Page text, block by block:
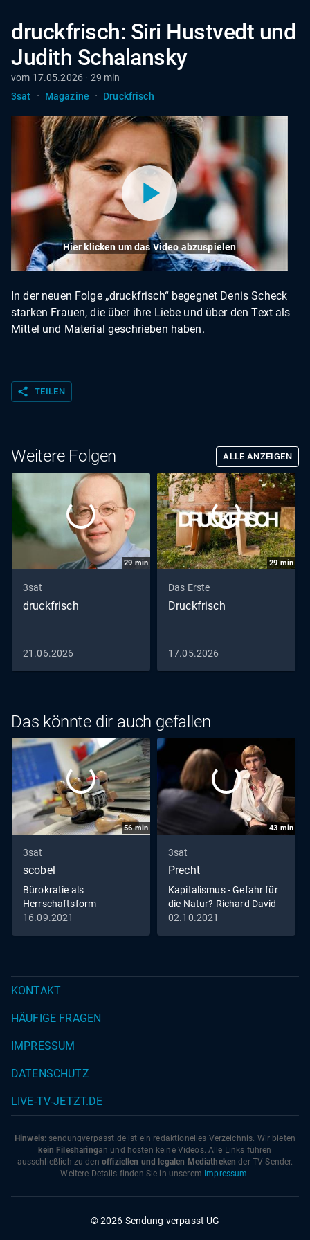
druckfrisch: Siri Hustvedt und
Judith Schalansky
vom 17.05.2026 · 29 min
3sat
· Magazine · Druckfrisch
Hier klicken um das Video abzuspielen
In der neuen Folge „druckfrisch“ begegnet Denis Scheck
starken Frauen, die über ihre Liebe und über den Text als
Mittel und Material geschrieben haben.
share TEILEN
Weitere Folgen ALLE ANZEIGEN
29 min
3sat
druckfrisch
21.06.2026
29 min
Das Erste
Druckfrisch
17.05.2026
Das könnte dir auch gefallen
56min
3sat
scobel
Bürokratie als
Herrschaftsform
16.09.2021
43 min
3sat
Precht
Kapitalismus - Gefahr für
die Natur? Richard David
Precht im Gespräch mit
02.10.2021
KONTAKT
HÄUFIGE FRAGEN
IMPRESSUM
DATENSCHUTZ
LIVE-TV-JETZT.DE
Hinweis: sendungverpasst.de ist ein redaktionelles Verzeichnis. Wir bieten
kein Filesharingan und hosten keine Videos. Alle Links führen
ausschließlich zu den offiziellen und legalen Mediatheken der TV-Sender.
Weitere Details finden Sie in unserem Impressum.
© 2026 Sendung verpasst UG